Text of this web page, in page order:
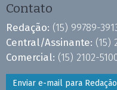
Contato
Redação: (15) 99789-
Central/Assinante: (15)
Comercial: (15) 2102-
Enviar e-mail para Redação